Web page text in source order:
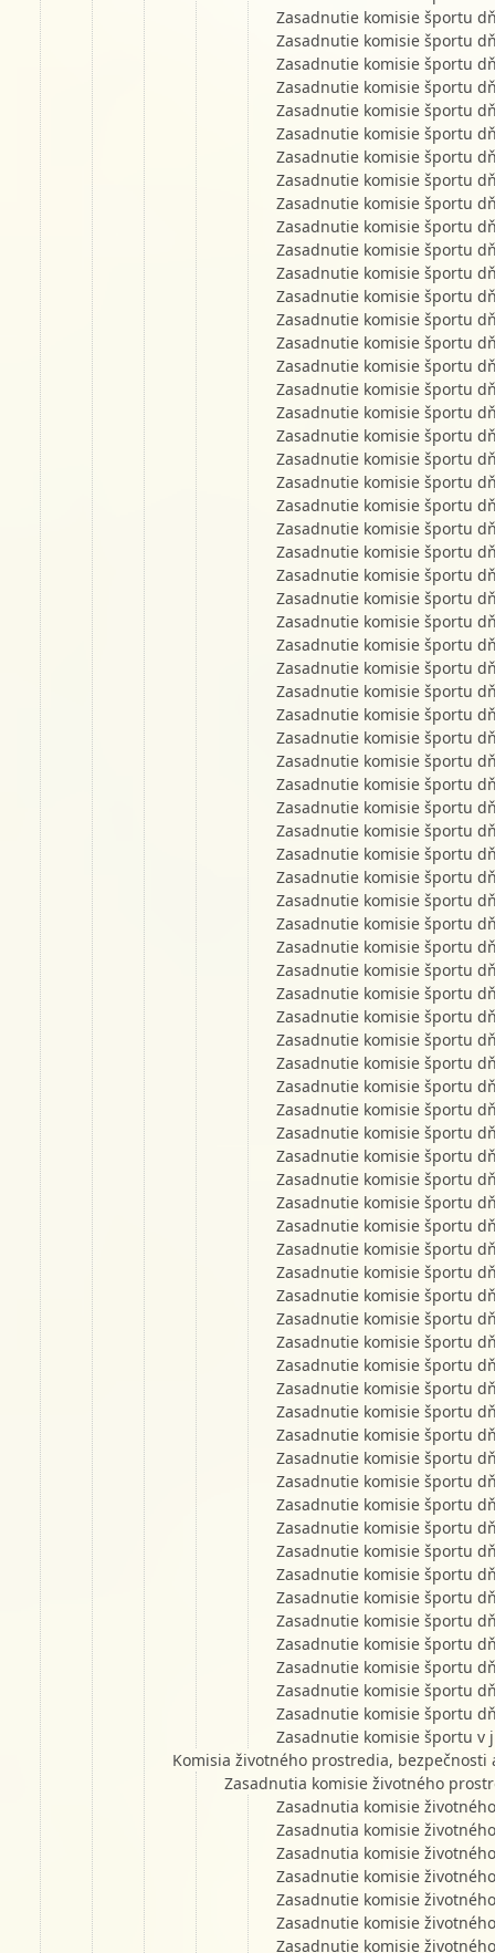
Zasadnutie komisie športu
Zasadnutie komisie športu
Zasadnutie komisie športu
Zasadnutie komisie športu
Zasadnutie komisie športu
Zasadnutie komisie športu
Zasadnutie komisie športu
Zasadnutie komisie športu
Zasadnutie komisie športu
Zasadnutie komisie športu
Zasadnutie komisie športu
Zasadnutie komisie športu
Zasadnutie komisie športu
Zasadnutie komisie športu
Zasadnutie komisie športu
Zasadnutie komisie športu
Zasadnutie komisie športu
Zasadnutie komisie športu
Zasadnutie komisie športu
Zasadnutie komisie športu
Zasadnutie komisie športu
Zasadnutie komisie športu
Zasadnutie komisie športu
Zasadnutie komisie športu
Zasadnutie komisie športu
Zasadnutie komisie športu
Zasadnutie komisie športu
Zasadnutie komisie športu
Zasadnutie komisie športu
Zasadnutie komisie športu
Zasadnutie komisie športu
Zasadnutie komisie športu
Zasadnutie komisie športu
Zasadnutie komisie športu
Zasadnutie komisie športu
Zasadnutie komisie športu
Zasadnutie komisie športu
Zasadnutie komisie športu
Zasadnutie komisie športu
Zasadnutie komisie športu
Zasadnutie komisie športu
Zasadnutie komisie športu
Zasadnutie komisie športu
Zasadnutie komisie športu
Zasadnutie komisie športu
Zasadnutie komisie športu
Zasadnutie komisie športu
Zasadnutie komisie športu
Zasadnutie komisie športu
Zasadnutie komisie športu
Zasadnutie komisie športu
Zasadnutie komisie športu
Zasadnutie komisie športu
Zasadnutie komisie športu
Zasadnutie komisie športu
Zasadnutie komisie športu
Zasadnutie komisie športu
Zasadnutie komisie športu
Zasadnutie komisie športu
Zasadnutie komisie športu
Zasadnutie komisie športu
Zasadnutie komisie športu
Zasadnutie komisie športu
Zasadnutie komisie športu
Zasadnutie komisie športu
Zasadnutie komisie športu
Zasadnutie komisie športu
Zasadnutie komisie športu
Zasadnutie komisie športu
Zasadnutie komisie športu
Zasadnutie komisie športu
Zasadnutie komisie športu
Zasadnutie komisie športu
Zasadnutie komisie športu
Zasadnutie komisie športu v
Komisia životného prostredia, bezpečnosti
Zasadnutia komisie životného
Zasadnutia komisie
Zasadnutia komisie
Zasadnutia komisie
Zasadnutie komisie
Zasadnutie komisie
Zasadnutie komisie
Zasadnutie komisie